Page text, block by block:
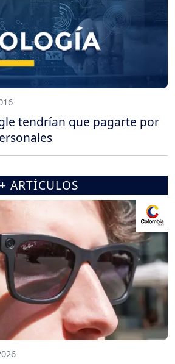
tendrían que pagarte por
+ ARTÍCULOS